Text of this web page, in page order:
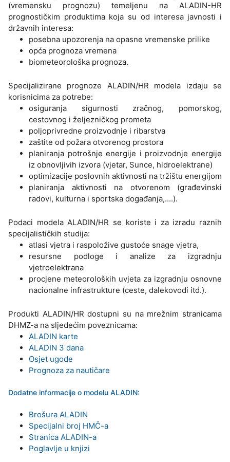
(vremensku prognozu) temeljenu na ALADIN-HR
prognostičkim produktima koja su od interesa javnosti i
državnih interesa:
posebna upozorenja na opasne vremenske prilike
opća prognoza vremena
biometeorološka prognoza.
Specijalizirane prognoze ALADIN/HR modela izdaju se
korisnicima za potrebe:
osiguranja sigurnosti zračnog, pomorskog,
cestovnog i željezničkog prometa
poljoprivredne proizvodnje i ribarstva
zaštite od požara otvorenog prostora
planiranja potrošnje energije i proizvodnje energije
iz obnovljivih izvora (vjetar, Sunce, hidroelektrane)
optimizacije poslovnih aktivnosti na tržištu energijom
planiranja aktivnosti na otvorenom (građevinski
radovi, kulturna i sportska događanja,....).
Podaci modela ALADIN/HR se koriste i za izradu raznih
specijalističkih studija:
atlasi vjetra i raspoložive gustoće snage vjetra,
resursne podloge i analize za izgradnju
vjetroelektrana
procjene meteoroloških uvjeta za izgradnju osnovne
nacionalne infrastrukture (ceste, dalekovodi itd.).
Produkti ALADIN/HR dostupni su na mrežnim stranicama
DHMZ-a na sljedećim poveznicama:
ALADIN karte
ALADIN 3 dana
Osjet ugode
Prognoza za nautičare
Dodatne informacije o modelu ALADIN:
Brošura ALADIN
Specijalni broj HMČ-a
Stranica ALADIN-a
Poglavlje u knjizi